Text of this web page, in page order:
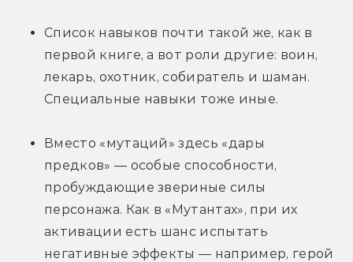
Список навыков почти такой же, как в
первой книге, а вот роли другие: воин,
лекарь, охотник, собиратель и шаман.
Специальные навыки тоже иные.
Вместо «мутаций» здесь «дары
предков» — особые способности,
пробуждающие звериные силы
персонажа. Как в «Мутантах», при их
активации есть шанс испытать
негативные эффекты — например, герой